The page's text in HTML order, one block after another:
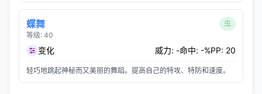
蝶舞
等级: 40
虫
变化 威力: -命中: -%PP: 20
轻巧地跳起神秘而又美丽的舞蹈。提高自己的特攻、特防和速度。